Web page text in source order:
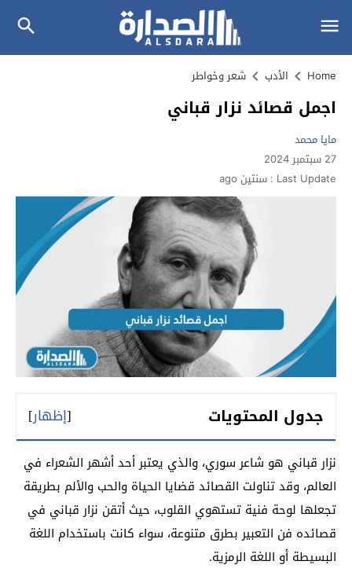
Home الأدب شعر وخواطر
اجمل قصائد نزار قباني
مايا محمد
27 سبتمبر 2024
Last Update : سنتين ago
جدول المحتويات [إظهار]
نزار قباني هو شاعر سوري، والذي يعتبر أحد أشهر الشعراء في
العالم، وقد تناولت القصائد قضايا الحياة والحب والألم بطريقة
تجعلها لوحة فنية تستهوي القلوب، حيث أتقن نزار قباني في
قصائده فن التعبير بطرق متنوعة، سواء كانت باستخدام اللغة
البسيطة أو اللغة الرمزية.